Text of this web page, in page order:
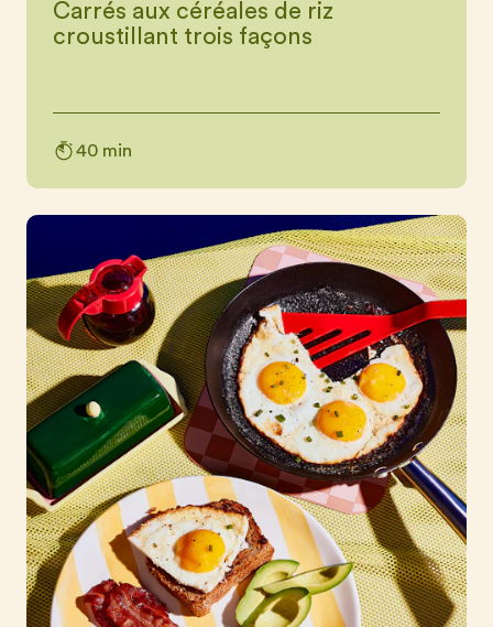
Carrés aux céréales de riz
croustillant trois façons
40 min